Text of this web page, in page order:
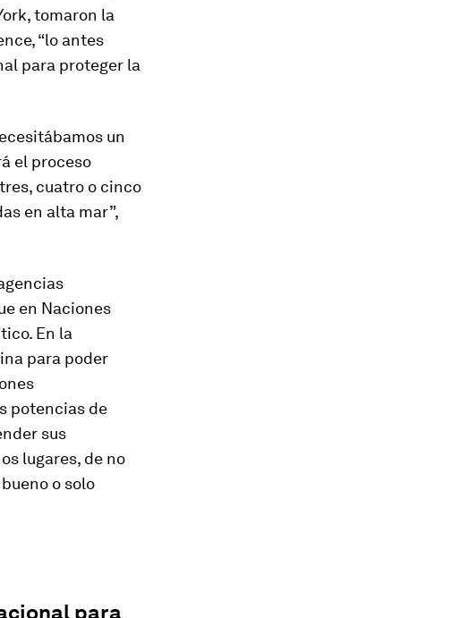
tomaron la
“lo antes
para proteger la
un
el proceso
cuatro o cinco
en alta mar”,
en Naciones
En la
para poder
potencias de
sus
lugares, de no
o solo
para